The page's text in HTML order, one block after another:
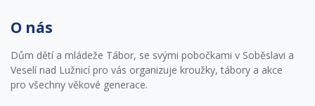
O nás
Dům dětí a mládeže Tábor, se svými pobočkami v Soběslavi a
Veselí nad Lužnicí pro vás organizuje kroužky, tábory a akce
pro všechny věkové generace.